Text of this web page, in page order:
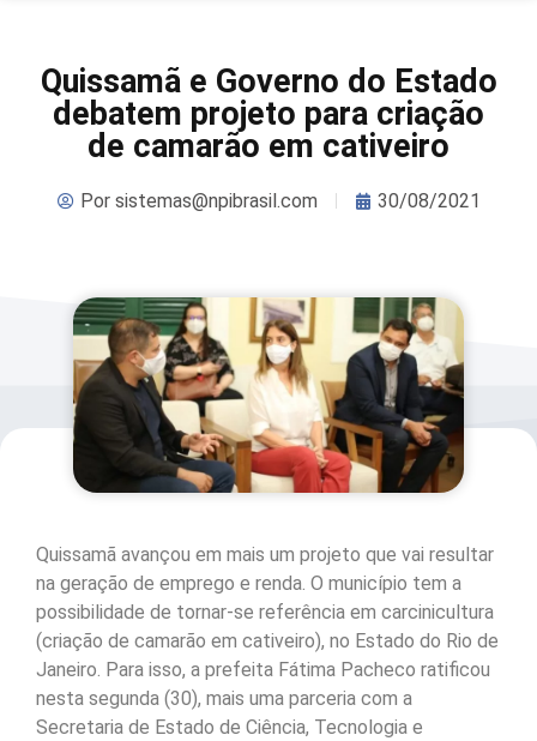
Quissamã e Governo do Estado
debatem projeto para criação
de camarão em cativeiro
Porsistemas@npibrasil.com 30/08/2021
Quissamã avançou em mais um projeto que vai resultar
na geração de emprego e renda. O município tem a
possibilidade de tornar-se referência em carcinicultura
(criação de camarão em cativeiro), no Estado do Rio de
Janeiro. Para isso, a prefeita Fátima Pacheco ratificou
nesta segunda (30), mais uma parceria com a
Secretaria de Estado de Ciência, Tecnologia e